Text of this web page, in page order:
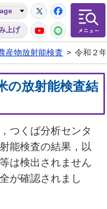
上げ
Twitter
YouTube
LINE
産物放射能検査 > 令和２
の放射能検査結
つくば分析センタ
能検査の結果，以
は検出されません
が確認されまし